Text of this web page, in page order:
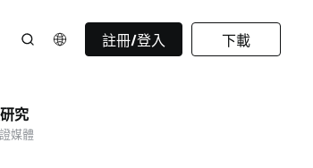
註冊/登入 下載
究
媒體